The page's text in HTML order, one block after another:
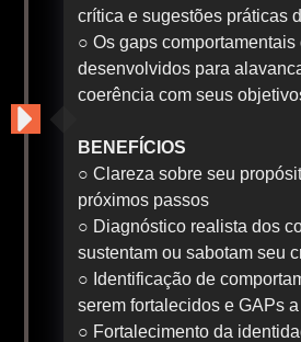
crítica e sugestões práticas
○ Os gaps
desenvolvidos para
coerência com seus
BENEFÍCIOS
○ Clareza sobre seu
próximos passos
○ Diagnóstico realista dos
sustentam ou sabotam seu
○ Identificação de
serem fortalecidos e GAPs
○ Fortalecimento da